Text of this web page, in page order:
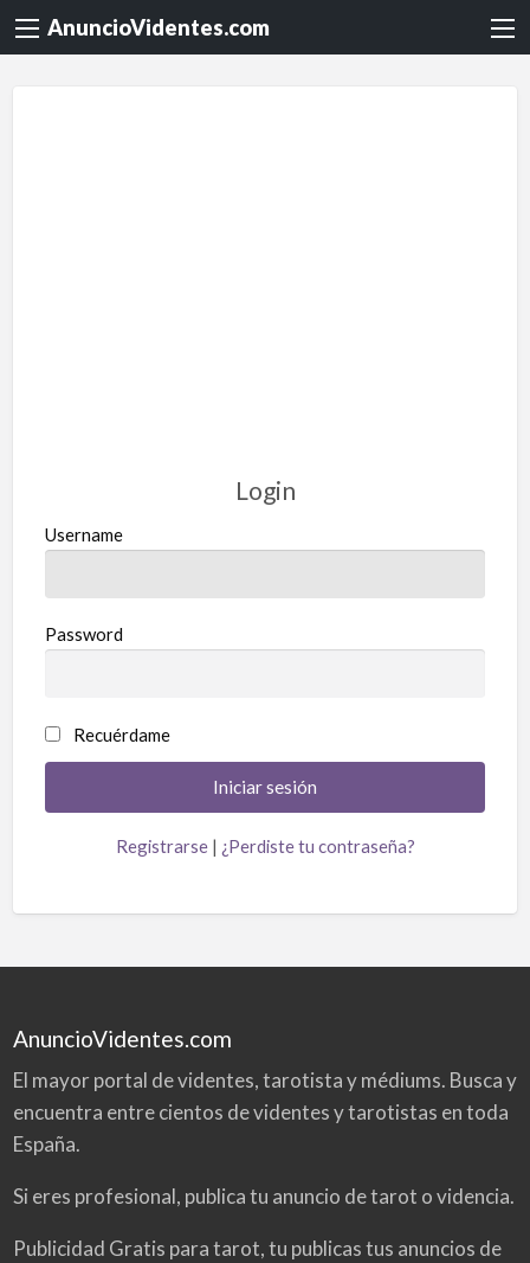
AnuncioVidentes.com
Login
Username
Password
Recuérdame
Registrarse| ¿Perdiste tu contraseña?
AnuncioVidentes.com
El mayor portal de videntes, tarotista y médiums. Busca y
encuentra entre cientos de videntes y tarotistas en toda
España.
Si eres profesional, publica tu anuncio de tarot o videncia.
Publicidad Gratis para tarot, tu publicas tus anuncios de